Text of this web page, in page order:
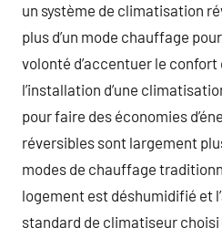
un système de climatisation
plus d’un mode chauffage
volonté d’accentuer le confort
l’installation d’une
pour faire des économies
réversibles sont largement
modes de chauffage
logement est déshumidifié et
standard de climatiseur